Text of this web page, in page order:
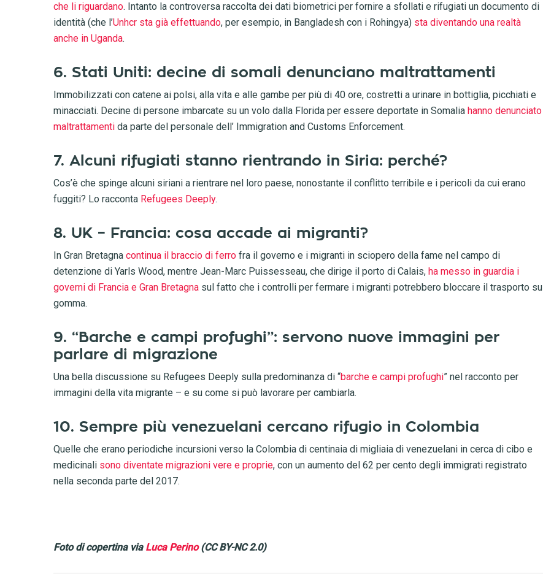
che li riguardano. Intanto la controversa raccolta dei dati biometrici per fornire a sfollati e rifugiati un documento di
identità (che l’Unhcr sta già effettuando, per esempio, in Bangladesh con i Rohingya) sta diventando una realtà
anche in Uganda.
6. Stati Uniti: decine di somali denunciano maltrattamenti
Immobilizzati con catene ai polsi, alla vita e alle gambe per più di 40 ore, costretti a urinare in bottiglia, picchiati e
minacciati. Decine di persone imbarcate su un volo dalla Florida per essere deportate in Somalia hanno denunciato
maltrattamenti da parte del personale dell’ Immigration and Customs Enforcement.
7. Alcuni rifugiati stanno rientrando in Siria: perché?
Cos’è che spinge alcuni siriani a rientrare nel loro paese, nonostante il conflitto terribile e i pericoli da cui erano
fuggiti? Lo racconta Refugees Deeply.
8. UK – Francia: cosa accade ai migranti?
In Gran Bretagna continua il braccio di ferro fra il governo e i migranti in sciopero della fame nel campo di
detenzione di Yarls Wood, mentre Jean-Marc Puissesseau, che dirige il porto di Calais, ha messo in guardia i
governi di Francia e Gran Bretagna sul fatto che i controlli per fermare i migranti potrebbero bloccare il trasporto su
gomma.
9. “Barche e campi profughi”: servono nuove immagini per
parlare di migrazione
Una bella discussione su Refugees Deeply sulla predominanza di “barche e campi profughi” nel racconto per
immagini della vita migrante – e su come si può lavorare per cambiarla.
10. Sempre più venezuelani cercano rifugio in Colombia
Quelle che erano periodiche incursioni verso la Colombia di centinaia di migliaia di venezuelani in cerca di cibo e
medicinali sono diventate migrazioni vere e proprie, con un aumento del 62 per cento degli immigrati registrato
nella seconda parte del 2017.
Foto di copertina via Luca Perino(CC BY-NC 2.0)